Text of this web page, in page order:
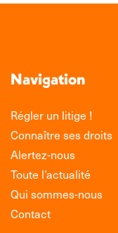
Navigation
Régler un litige !
Connaître ses droits
Alertez-nous
Toute l’actualité
Qui sommes-nous
Contact